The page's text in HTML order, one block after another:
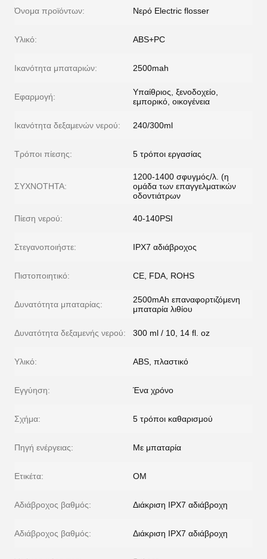
Όνομα προϊόντων: Νερό Electric flosser
Υλικό: ABS+PC
Ικανότητα μπαταριών: 2500mah
Εφαρμογή:
Υπαίθριος, ξενοδοχείο,
εμπορικό, οικογένεια
Ικανότητα δεξαμενών νερού: 240/300ml
Τρόποι πίεσης: 5 τρόποι εργασίας
ΣΥΧΝΟΤΗΤΑ:
1200-1400 σφυγμός/λ. (η
ομάδα των επαγγελματικών
οδοντιάτρων
Πίεση νερού: 40-140PSI
Στεγανοποιήστε: IPX7 αδιάβροχος
Πιστοποιητικό: CE, FDA, ROHS
Δυνατότητα μπαταρίας:
2500mAh επαναφορτιζόμενη
μπαταρία λιθίου
Δυνατότητα δεξαμενής νερού: 300 ml / 10, 14 fl. oz
Υλικό: ABS, πλαστικό
Εγγύηση: Ένα χρόνο
Σχήμα: 5 τρόποι καθαρισμού
Πηγή ενέργειας: Με μπαταρία
Ετικέτα: ΟΜ
Αδιάβροχος βαθμός: Διάκριση IPX7 αδιάβροχη
Αδιάβροχος βαθμός: Διάκριση IPX7 αδιάβροχη